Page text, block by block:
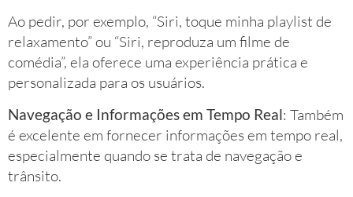
Ao pedir, por exemplo, “Siri, toque minha playlist de
relaxamento” ou “Siri, reproduza um filme de
comédia”, ela oferece uma experiência prática e
personalizada para os usuários.
Navegação e Informações em Tempo Real: Também
é excelente em fornecer informações em tempo real,
especialmente quando se trata de navegação e
trânsito.